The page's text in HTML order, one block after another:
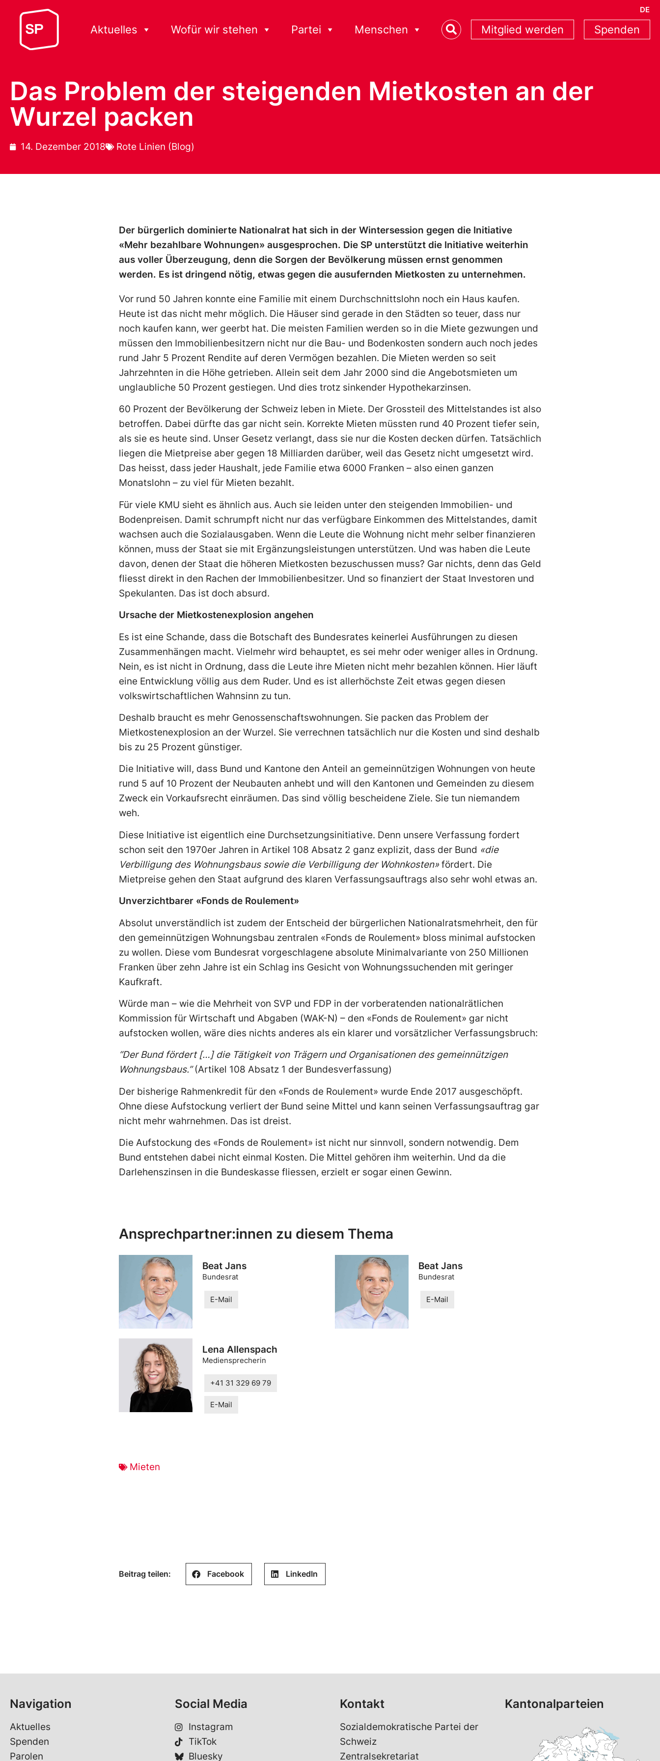
DE
Aktuelles Wofür wir stehen Partei Menschen Mitglied werden Spenden
Das Problem der steigenden Mietkosten an der
Wurzel packen
14. Dezember 2018 Rote Linien (Blog)
Der bürgerlich dominierte Nationalrat hat sich in der Wintersession gegen die Initiative
«Mehr bezahlbare Wohnungen» ausgesprochen. Die SP unterstützt die Initiative weiterhin
aus voller Überzeugung, denn die Sorgen der Bevölkerung müssen ernst genommen
werden. Es ist dringend nötig, etwas gegen die ausufernden Mietkosten zu unternehmen.
Vor rund 50 Jahren konnte eine Familie mit einem Durchschnittslohn noch ein Haus kaufen.
Heute ist das nicht mehr möglich. Die Häuser sind gerade in den Städten so teuer, dass nur
noch kaufen kann, wer geerbt hat. Die meisten Familien werden so in die Miete gezwungen und
müssen den Immobilienbesitzern nicht nur die Bau- und Bodenkosten sondern auch noch jedes
rund Jahr 5 Prozent Rendite auf deren Vermögen bezahlen. Die Mieten werden so seit
Jahrzehnten in die Höhe getrieben. Allein seit dem Jahr 2000 sind die Angebotsmieten um
unglaubliche 50 Prozent gestiegen. Und dies trotz sinkender Hypothekarzinsen.
60 Prozent der Bevölkerung der Schweiz leben in Miete. Der Grossteil des Mittelstandes ist also
betroffen. Dabei dürfte das gar nicht sein. Korrekte Mieten müssten rund 40 Prozent tiefer sein,
als sie es heute sind. Unser Gesetz verlangt, dass sie nur die Kosten decken dürfen. Tatsächlich
liegen die Mietpreise aber gegen 18 Milliarden darüber, weil das Gesetz nicht umgesetzt wird.
Das heisst, dass jeder Haushalt, jede Familie etwa 6000 Franken – also einen ganzen
Monatslohn – zu viel für Mieten bezahlt.
Für viele KMU sieht es ähnlich aus. Auch sie leiden unter den steigenden Immobilien- und
Bodenpreisen. Damit schrumpft nicht nur das verfügbare Einkommen des Mittelstandes, damit
wachsen auch die Sozialausgaben. Wenn die Leute die Wohnung nicht mehr selber finanzieren
können, muss der Staat sie mit Ergänzungsleistungen unterstützen. Und was haben die Leute
davon, denen der Staat die höheren Mietkosten bezuschussen muss? Gar nichts, denn das Geld
fliesst direkt in den Rachen der Immobilienbesitzer. Und so finanziert der Staat Investoren und
Spekulanten. Das ist doch absurd.
Ursache der Mietkostenexplosion angehen
Es ist eine Schande, dass die Botschaft des Bundesrates keinerlei Ausführungen zu diesen
Zusammenhängen macht. Vielmehr wird behauptet, es sei mehr oder weniger alles in Ordnung.
Nein, es ist nicht in Ordnung, dass die Leute ihre Mieten nicht mehr bezahlen können. Hier läuft
eine Entwicklung völlig aus dem Ruder. Und es ist allerhöchste Zeit etwas gegen diesen
volkswirtschaftlichen Wahnsinn zu tun.
Deshalb braucht es mehr Genossenschaftswohnungen. Sie packen das Problem der
Mietkostenexplosion an der Wurzel. Sie verrechnen tatsächlich nur die Kosten und sind deshalb
bis zu 25 Prozent günstiger.
Die Initiative will, dass Bund und Kantone den Anteil an gemeinnützigen Wohnungen von heute
rund 5 auf 10 Prozent der Neubauten anhebt und will den Kantonen und Gemeinden zu diesem
Zweck ein Vorkaufsrecht einräumen. Das sind völlig bescheidene Ziele. Sie tun niemandem
weh.
Diese Initiative ist eigentlich eine Durchsetzungsinitiative. Denn unsere Verfassung fordert
schon seit den 1970er Jahren in Artikel 108 Absatz 2 ganz explizit, dass der Bund «die
Verbilligung des Wohnungsbaus sowie die Verbilligung der Wohnkosten»fördert. Die
Mietpreise gehen den Staat aufgrund des klaren Verfassungsauftrags also sehr wohl etwas an.
Unverzichtbarer «Fonds de Roulement»
Absolut unverständlich ist zudem der Entscheid der bürgerlichen Nationalratsmehrheit, den für
den gemeinnützigen Wohnungsbau zentralen «Fonds de Roulement» bloss minimal aufstocken
zu wollen. Diese vom Bundesrat vorgeschlagene absolute Minimalvariante von 250 Millionen
Franken über zehn Jahre ist ein Schlag ins Gesicht von Wohnungssuchenden mit geringer
Kaufkraft.
Würde man – wie die Mehrheit von SVP und FDP in der vorberatenden nationalrätlichen
Kommission für Wirtschaft und Abgaben (WAK-N) – den «Fonds de Roulement» gar nicht
aufstocken wollen, wäre dies nichts anderes als ein klarer und vorsätzlicher Verfassungsbruch:
“Der Bund fördert […] die Tätigkeit von Trägern und Organisationen des gemeinnützigen
Wohnungsbaus.”(Artikel 108 Absatz 1 der Bundesverfassung)
Der bisherige Rahmenkredit für den «Fonds de Roulement» wurde Ende 2017 ausgeschöpft.
Ohne diese Aufstockung verliert der Bund seine Mittel und kann seinen Verfassungsauftrag gar
nicht mehr wahrnehmen. Das ist dreist.
Die Aufstockung des «Fonds de Roulement» ist nicht nur sinnvoll, sondern notwendig. Dem
Bund entstehen dabei nicht einmal Kosten. Die Mittel gehören ihm weiterhin. Und da die
Darlehenszinsen in die Bundeskasse fliessen, erzielt er sogar einen Gewinn.
Ansprechpartner:innen zu diesem Thema
Beat Jans
Bundesrat
E-Mail
Beat Jans
Bundesrat
E-Mail
Lena Allenspach
Mediensprecherin
+41 31 329 69 79
E-Mail
Mieten
Beitrag teilen: Facebook LinkedIn
Navigation
Aktuelles
Spenden
Parolen
Social Media
Instagram
TikTok
Bluesky
Kontakt
Sozialdemokratische Partei der
Schweiz
Zentralsekretariat
Kantonalparteien